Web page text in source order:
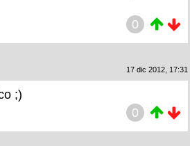
0
17 dic 2012, 17:31
;)
0